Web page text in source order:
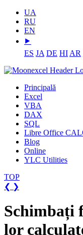
UA
RU
EN
⯈
ES JA DE HI AR
Principală
Excel
VBA
DAX
SQL
Libre Office
Blog
Online
YLC Utilities
TOP
❮ ❯
Schimbați
lor